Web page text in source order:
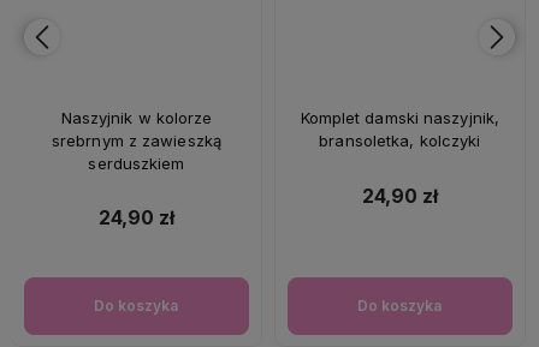
Naszyjnik w kolorze
srebrnym z zawieszką
serduszkiem
24,90 zł
Do koszyka
Komplet damski naszyjnik,
bransoletka, kolczyki
24,90 zł
Do koszyka